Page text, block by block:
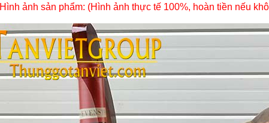
Hình ảnh sản phẩm: (Hình ảnh thực tế 100%, hoàn tiền nếu